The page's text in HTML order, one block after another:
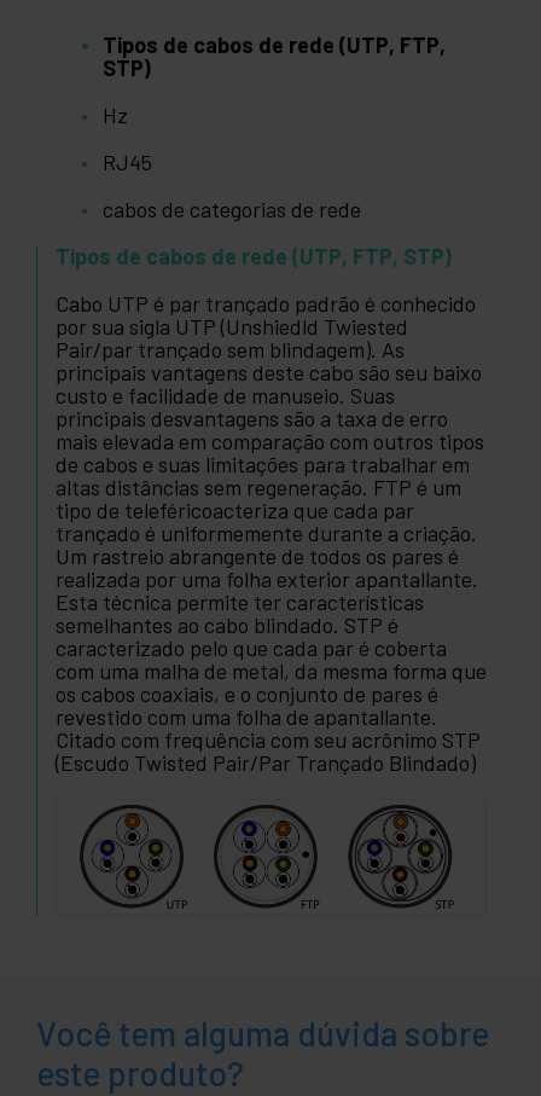
Tipos de cabos de rede (UTP, FTP,
STP)
Hz
RJ45
cabos de categorias de rede
Tipos de cabos de rede (UTP, FTP, STP)
Cabo UTP é par trançado padrão é conhecido
por sua sigla UTP (Unshiedld Twiested
Pair/par trançado sem blindagem). As
principais vantagens deste cabo são seu baixo
custo e facilidade de manuseio. Suas
principais desvantagens são a taxa de erro
mais elevada em comparação com outros tipos
de cabos e suas limitações para trabalhar em
altas distâncias sem regeneração. FTP é um
tipo de teleféricoacteriza que cada par
trançado é uniformemente durante a criação.
Um rastreio abrangente de todos os pares é
realizada por uma folha exterior apantallante.
Esta técnica permite ter características
semelhantes ao cabo blindado. STP é
caracterizado pelo que cada par é coberta
com uma malha de metal, da mesma forma que
os cabos coaxiais, e o conjunto de pares é
revestido com uma folha de apantallante.
Citado com frequência com seu acrônimo STP
(Escudo Twisted Pair/Par Trançado Blindado)
Você tem alguma dúvida sobre
este produto?